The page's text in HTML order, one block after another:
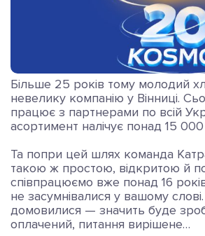
Більше 25 років тому молодий
невелику компанію у Вінниці.
працює з партнерами по всій
асортимент налічує понад 15 000
Та попри цей шлях команда
такою ж простою, відкритою й
співпрацюємо вже понад 16
не засумнівалися у вашому
домовилися — значить буде
оплачений, питання вирішене…